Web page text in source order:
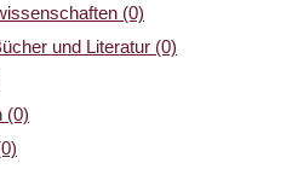
(0)
und Literatur (0)
(0)